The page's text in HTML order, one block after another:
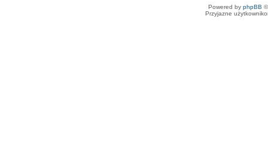
Powered by phpBB
Przyjazne